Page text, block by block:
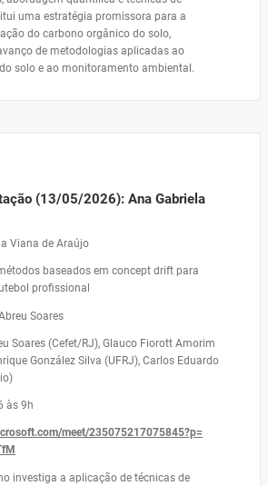
uma estratégia promissora para a
do carbono orgânico do solo,
de metodologias aplicadas ao
solo e ao monitoramento ambiental.
(13/05/2026): Ana Gabriela
Viana de Araújo
baseados em concept drift para
profissional
Soares
Soares (Cefet/RJ), Glauco Fiorott Amorim
González Silva (UFRJ), Carlos Eduardo
às 9h
meet/235075217075845?p=
investiga a aplicação de técnicas de